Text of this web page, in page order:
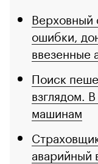
Верховный
ошибки,
ввезенные
Поиск
взглядом.
машинам
аварийный